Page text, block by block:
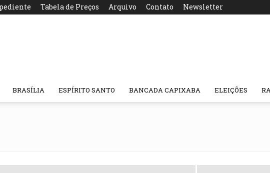
Tabela de Preços Arquivo Contato Newsletter
BRASÍLIA ESPÍRITO SANTO BANCADA CAPIXABA ELEIÇÕES